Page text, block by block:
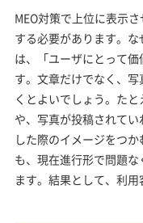
MEO対策で上位に表示
する必要があります。
は、「ユーザにとって
す。文章だけでなく、
くとよいでしょう。た
や、写真が投稿されて
した際のイメージをつ
も、現在進行形で問題
ます。結果として、利用